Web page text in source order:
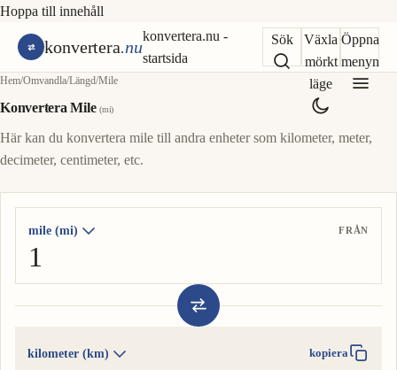
Hoppa till innehåll
konvertera.nu
konvertera.nu -
startsida
Sök
Växla
mörkt
läge
Öppna
menyn
Hem/Omvandla/Längd/Mile
Konvertera Mile(mi)
Här kan du konvertera mile till andra enheter som kilometer, meter,
decimeter, centimeter, etc.
mile (mi) FRÅN
kilometer (km) kopiera